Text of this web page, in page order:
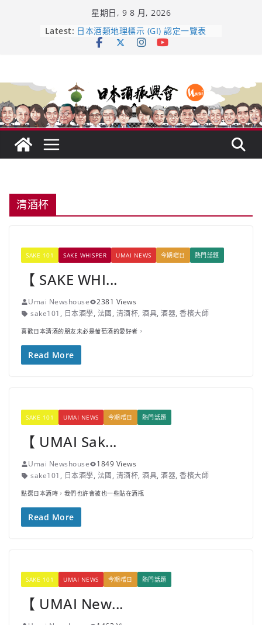
星期日, 9 8 月, 2026
Latest: 龜之井酒造：口說上手 – 山形純米大
吟釀的堅持與傳承 ～ くどき上手
響 𝟭𝟮 年 復活了!
【酒業商戰】130年老酒藏殺入股票
市場！梅乃宿上市背後的密碼
清酒杯
SAKE 101 SAKE WHISPER UMAI NEWS 今期嚐日 熱門話題
【 SAKE WHI...
Umai Newshouse
2381 Views
sake101 , 日本酒學, 法國, 清酒杯, 酒具, 酒器, 香檳大師
喜歡日本清酒的朋友未必是葡萄酒的愛好者，
Read More
SAKE 101 UMAI NEWS 今期嚐日 熱門話題
【 UMAI Sak...
Umai Newshouse
1849 Views
sake101 , 日本酒學, 法國, 清酒杯, 酒具, 酒器, 香檳大師
點選日本酒時，我們也許會被也一些貼在酒瓶
Read More
SAKE 101 UMAI NEWS 今期嚐日 熱門話題
【 UMAI New...